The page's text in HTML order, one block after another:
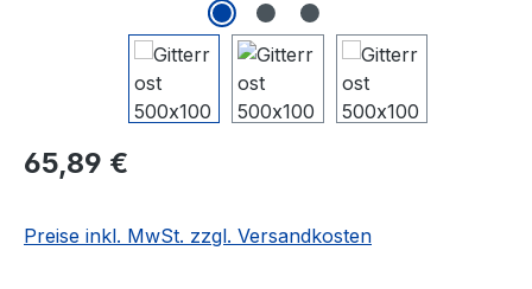
Regulärer Preis:
65,89 €
Preise inkl. MwSt. zzgl. Versandkosten